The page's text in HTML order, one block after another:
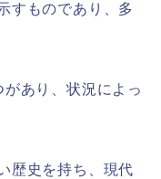
すものであり、多
あり、状況によっ
歴史を持ち、現代